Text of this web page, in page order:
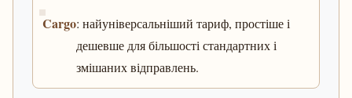
Cargo: найуніверсальніший тариф, простіше і
дешевше для більшості стандартних і
змішаних відправлень.